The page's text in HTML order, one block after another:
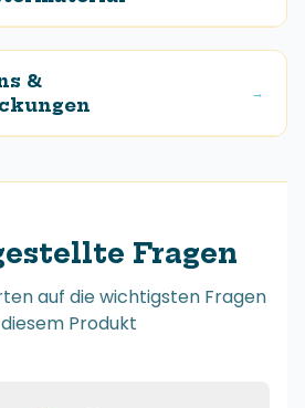
&
→
Fragen
auf die wichtigsten Fragen
Produkt